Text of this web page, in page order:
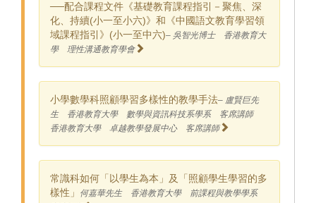
──配合課程文件《基礎教育課程指引－聚焦、深
化、持續(小一至小六)》和《中國語文教育學習領
域課程指引》(小一至中六)– 吳智光博士 香港教育大
學 理性溝通教育學會
小學數學科照顧學習多樣性的教學手法– 盧賢巨先
生 香港教育大學 數學與資訊科技系學系 客席講師
香港教育大學 卓越教學發展中心 客席講師
常識科如何「以學生為本」及「照顧學生學習的多
樣性」
何嘉華先生 香港教育大學 前課程與教學學系